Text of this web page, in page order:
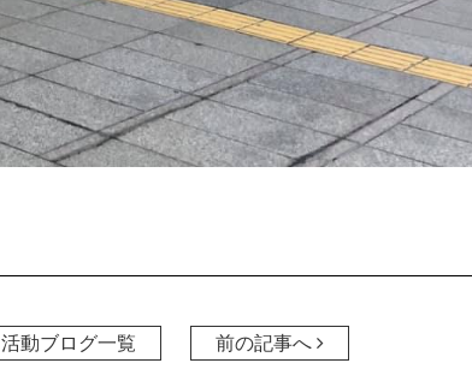
活動ブログ一覧 前の記事へ